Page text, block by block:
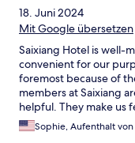
18. Juni 2024
Mit Google übersetzen
Saixiang Hotel is well-
convenient for our
foremost because of
members at Saixiang
helpful. They make us
reservation to the front
cleaning crew and the
Sophie, Aufenthalt